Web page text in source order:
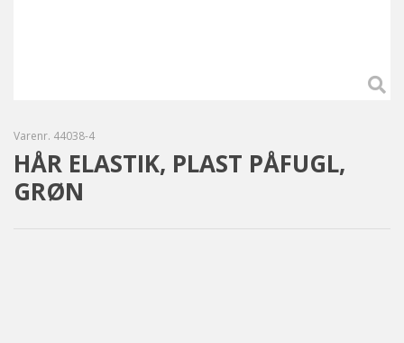
Varenr. 44038-4
HÅR ELASTIK, PLAST PÅFUGL,
GRØN